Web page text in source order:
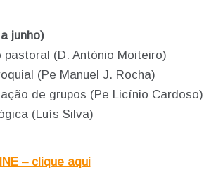
junho)
pastoral (D. António Moiteiro)
(Pe Manuel J. Rocha)
de grupos (Pe Licínio Cardoso)
(Luís Silva)
– clique aqui